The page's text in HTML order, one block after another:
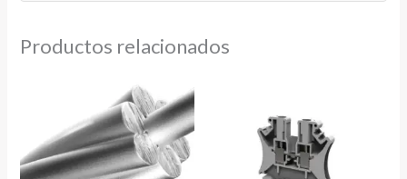
Productos relacionados